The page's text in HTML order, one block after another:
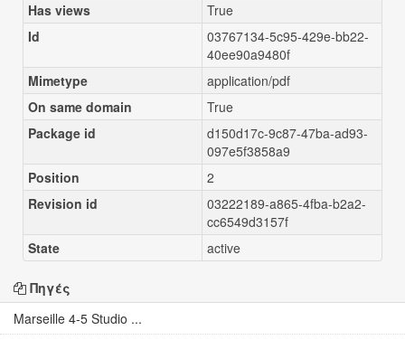
Has views
True
Id
03767134-5c95-429e-bb22-
40ee90a9480f
Mimetype
application/pdf
On same domain
True
Package id
d150d17c-9c87-47ba-ad93-
097e5f3858a9
Position
2
Revision id
03222189-a865-4fba-b2a2-
cc6549d3157f
State
active
Πηγές
Marseille 4-5 Studio ...